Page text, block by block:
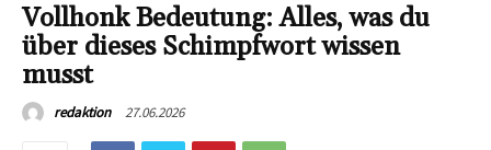
Vollhonk Bedeutung: Alles, was du
über dieses Schimpfwort wissen
musst
redaktion 27.06.2026